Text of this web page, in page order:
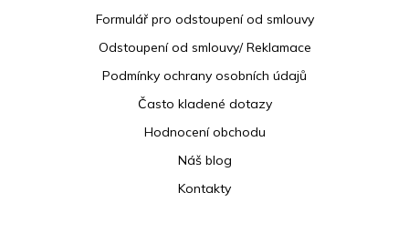
Formulář pro odstoupení od smlouvy
Odstoupení od smlouvy/ Reklamace
Podmínky ochrany osobních údajů
Často kladené dotazy
Hodnocení obchodu
Náš blog
Kontakty